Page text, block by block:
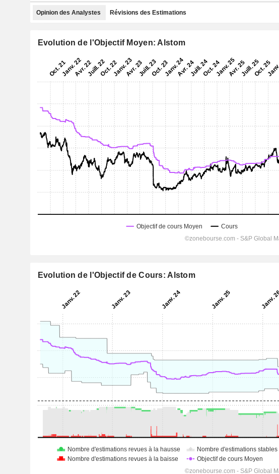
Opinion des Analystes Révisions des Estimations
Evolution de l'Objectif Moyen: Alstom
Evolution de l'Objectif de Cours: Alstom